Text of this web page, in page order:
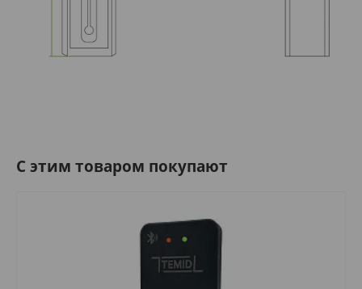
C этим товаром покупают